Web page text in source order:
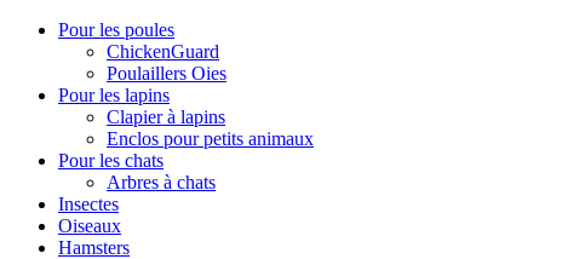
Pour les poules
ChickenGuard
Poulaillers Oies
Pour les lapins
Clapier à lapins
Enclos pour petits animaux
Pour les chats
Arbres à chats
Insectes
Oiseaux
Hamsters